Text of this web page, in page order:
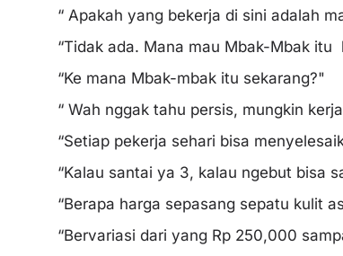
“ Apakah yang bekerja di sini adalah
“Tidak ada. Mana mau Mbak-Mbak
“Ke mana Mbak-mbak itu sekarang?"
“ Wah nggak tahu persis, mungkin
“Setiap pekerja sehari bisa
“Kalau santai ya 3, kalau ngebut bisa
“Berapa harga sepasang sepatu kulit
“Bervariasi dari yang Rp 250,000